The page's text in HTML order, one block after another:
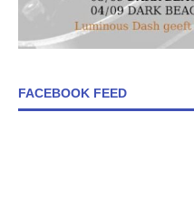
FACEBOOK FEED